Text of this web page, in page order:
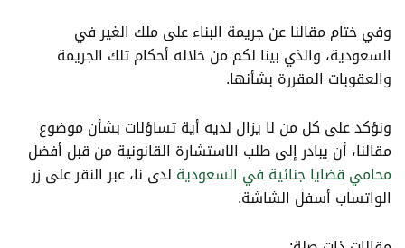
وفي ختام مقالنا عن جريمة البناء على ملك الغير في
السعودية، والذي بينا لكم من خلاله أحكام تلك الجريمة
والعقوبات المقررة بشأنها.
ونؤكد على كل من لا يزال لديه أية تساؤلات بشأن موضوع
مقالنا، أن يبادر إلى طلب الاستشارة القانونية من قبل أفضل
محامي قضايا جنائية في السعودية لدى نا، عبر النقر على زر
الواتساب أسفل الشاشة.